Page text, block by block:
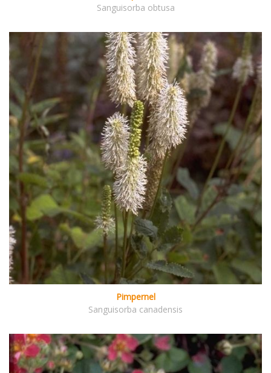
Sanguisorba obtusa
Pimpernel
Sanguisorba canadensis